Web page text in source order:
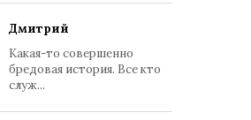
Дмитрий
Какая-то совершенно
бредовая история. Все кто
служ...